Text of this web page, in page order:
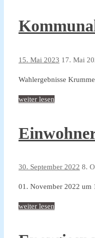
15. Mai 2023 17. Mai
Wahlergebnisse
weiter lesen
30. September 2022 8.
01. November 2022 um
weiter lesen